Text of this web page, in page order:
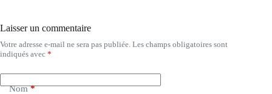
Laisser un commentaire
Votre adresse e-mail ne sera pas publiée. Les champs obligatoires sont
indiqués avec *
Nom*
A
l
r